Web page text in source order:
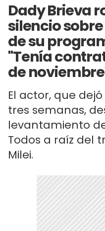
Dady Brieva
silencio
de su
"Tenía
de
El actor, que
tres semanas,
levantamiento
Todos a raíz del
Milei.